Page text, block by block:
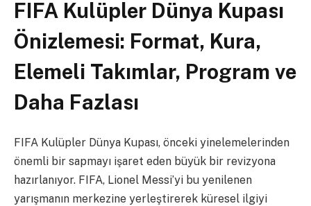
FIFA Kulüpler Dünya Kupası
Önizlemesi: Format, Kura,
Elemeli Takımlar, Program ve
Daha Fazlası
FIFA Kulüpler Dünya Kupası, önceki yinelemelerinden
önemli bir sapmayı işaret eden büyük bir revizyona
hazırlanıyor. FIFA, Lionel Messi’yi bu yenilenen
yarışmanın merkezine yerleştirerek küresel ilgiyi